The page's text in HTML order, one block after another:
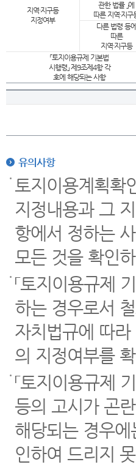
지역·지구등
지정여부
관한 법률 」에
따른 지역·지구
다른 법령 등에
따른
지역·지구등
「토지이용규제 기본법
시행령」 제9조제4항 각
호에 해당되는 사항
유의사항
토지이용계획확
지정내용과 그
항에서 정하는
모든 것을 확인
「토지이용규제
하는 경우로서
자치법규에 따라
의 지정여부를
「토지이용규제
등의 고시가 곤
해당되는 경우
인하여 드리지